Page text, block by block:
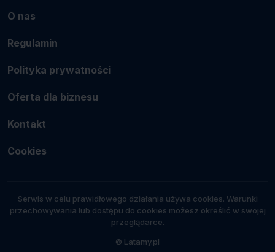
O nas
Regulamin
Polityka prywatności
Oferta dla biznesu
Kontakt
Cookies
Serwis w celu prawidłowego działania używa cookies. Warunki
przechowywania lub dostępu do cookies możesz określić w swojej
przeglądarce.
© Latamy.pl